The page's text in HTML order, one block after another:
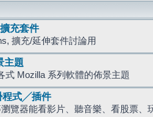
充套件
擴充/延伸套件討論用
主題
式 Mozilla 系列軟體的佈景主題
程式╱插件
覽器能看影片、聽音樂、看股票、